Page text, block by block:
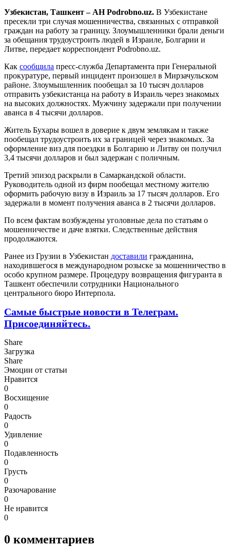
Узбекистан, Ташкент – АН Podrobno.uz. В Узбекистане
пресекли три случая мошенничества, связанных с отправкой
граждан на работу за границу. Злоумышленники брали деньги
за обещания трудоустроить людей в Израиле, Болгарии и
Литве, передает корреспондент Podrobno.uz.
Как сообщила пресс-служба Департамента при Генеральной
прокуратуре, первый инцидент произошел в Мирзачульском
районе. Злоумышленник пообещал за 10 тысяч долларов
отправить узбекистанца на работу в Израиль через знакомых
на высоких должностях. Мужчину задержали при получении
аванса в 4 тысячи долларов.
Житель Бухары вошел в доверие к двум землякам и также
пообещал трудоустроить их за границей через знакомых. За
оформление виз для поездки в Болгарию и Литву он получил
3,4 тысячи долларов и был задержан с поличным.
Третий эпизод раскрыли в Самаркандской области.
Руководитель одной из фирм пообещал местному жителю
оформить рабочую визу в Израиль за 17 тысяч долларов. Его
задержали в момент получения аванса в 2 тысячи долларов.
По всем фактам возбуждены уголовные дела по статьям о
мошенничестве и даче взятки. Следственные действия
продолжаются.
Ранее из Грузии в Узбекистан доставили гражданина,
находившегося в международном розыске за мошенничество в
особо крупном размере. Процедуру возвращения фигуранта в
Ташкент обеспечили сотрудники Национального
центрального бюро Интерпола.
Самые быстрые новости в Телеграм.
Присоединяйтесь.
Share
Загрузка
Share
Эмоции от статьи
Нравится
0
Восхищение
0
Радость
0
Удивление
0
Подавленность
0
Грусть
0
Разочарование
0
Не нравится
0
0 комментариев